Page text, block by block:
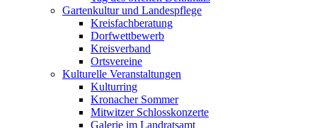
Gartenkultur und Landespflege
Kreisfachberatung
Dorfwettbewerb
Kreisverband
Ortsvereine
Kulturelle Veranstaltungen
Kulturring
Kronacher Sommer
Mitwitzer Schlosskonzerte
Galerie im Landratsamt